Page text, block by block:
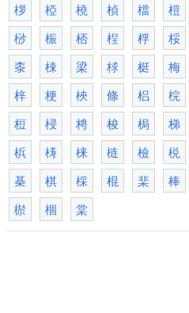
桚
椏 橈 楨 檔 榿
桫
桭 桮 桯 桴 桵
桼
梀 梁 梂 梃 梅
梓
梗 梜 條 梠 梡
梪
梫 梬 梭 梮 梯
梹
梼 梾 梿 檢 棁
棊
棋 棌 棍 棐 棒
棜
棝 棠